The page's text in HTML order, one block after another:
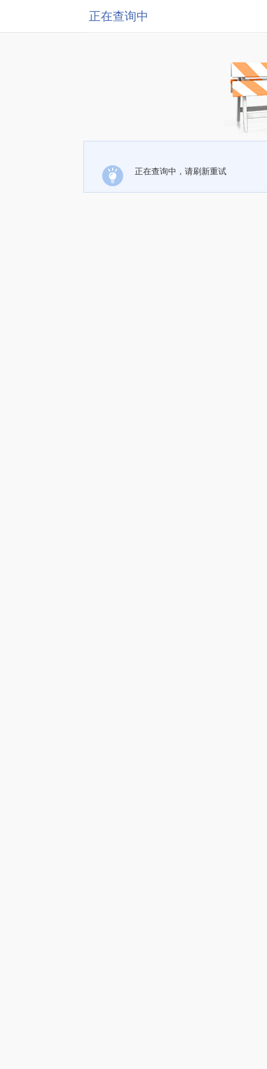
正在查询中
正在查询中，请刷新重试